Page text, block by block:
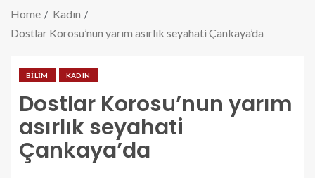
Home
Kadın
Dostlar Korosu’nun yarım asırlık seyahati Çankaya’da
BILIM KADIN
Dostlar Korosu’nun yarım
asırlık seyahati
Çankaya’da